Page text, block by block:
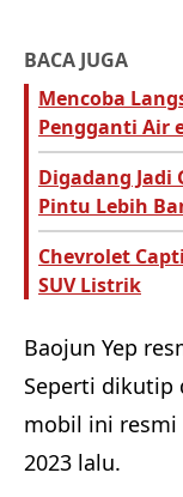
BACA JUGA
Mencoba
Pengganti Air
Digadang Jadi
Pintu Lebih
Chevrolet
SUV Listrik
Baojun Yep
Seperti dikutip
mobil ini resmi
2023 lalu.